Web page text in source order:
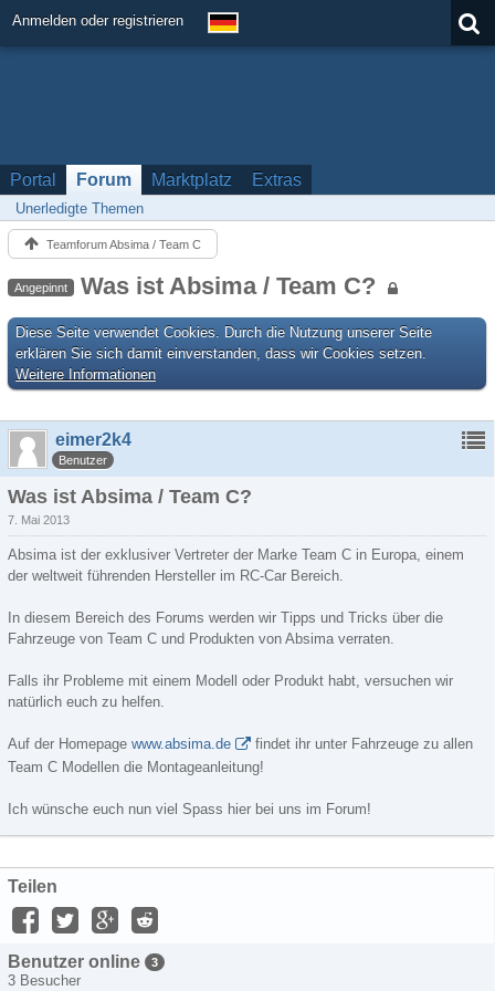
Anmelden oder registrieren
Portal Forum Marktplatz Extras
Unerledigte Themen
Teamforum Absima / Team C
Angepinnt Was ist Absima / Team C?
Diese Seite verwendet Cookies. Durch die Nutzung unserer Seite
erklären Sie sich damit einverstanden, dass wir Cookies setzen.
Weitere Informationen
eimer2k4
Benutzer
Was ist Absima / Team C?
7. Mai 2013
Absima ist der exklusiver Vertreter der Marke Team C in Europa, einem
der weltweit führenden Hersteller im RC-Car Bereich.
In diesem Bereich des Forums werden wir Tipps und Tricks über die
Fahrzeuge von Team C und Produkten von Absima verraten.
Falls ihr Probleme mit einem Modell oder Produkt habt, versuchen wir
natürlich euch zu helfen.
Auf der Homepage www.absima.de
findet ihr unter Fahrzeuge zu allen
Team C Modellen die Montageanleitung!
Ich wünsche euch nun viel Spass hier bei uns im Forum!
Teilen
Benutzer online 3
3 Besucher